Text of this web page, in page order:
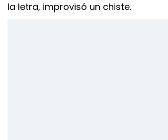
la letra, improvisó un chiste.